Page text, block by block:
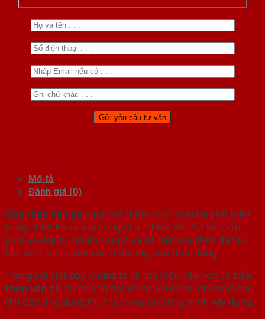
Mô tả
Đánh giá (0)
Cửa thép vân gỗ đang trở thành một lựa chọn phổ biến
trong thiết kế và xây dựng nhà ở hiện đại. Sự kết hợp
giữa vẻ đẹp tự nhiên của gỗ và độ bền của thép đã tạo
nên một sản phẩm vừa thẩm mỹ, vừa thực dụng.
Trong bài viết này, chúng ta sẽ tìm hiểu sâu hơn về cửa
thép vân gỗ, từ những đặc điểm, ưu điểm, nhược điểm,
cho đến ứng dụng thực tế trong các công trình xây dựng.